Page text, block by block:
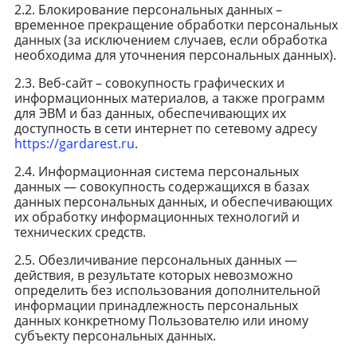
2.2. Блокирование персональных данных –
временное прекращение обработки персональных
данных (за исключением случаев, если обработка
необходима для уточнения персональных данных).
2.3. Веб-сайт – совокупность графических и
информационных материалов, а также программ
для ЭВМ и баз данных, обеспечивающих их
доступность в сети интернет по сетевому адресу
https://gardarest.ru.
2.4. Информационная система персональных
данных — совокупность содержащихся в базах
данных персональных данных, и обеспечивающих
их обработку информационных технологий и
технических средств.
2.5. Обезличивание персональных данных —
действия, в результате которых невозможно
определить без использования дополнительной
информации принадлежность персональных
данных конкретному Пользователю или иному
субъекту персональных данных.